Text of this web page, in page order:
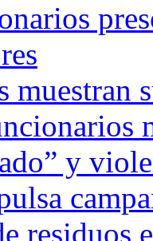
muestran
y
residuos